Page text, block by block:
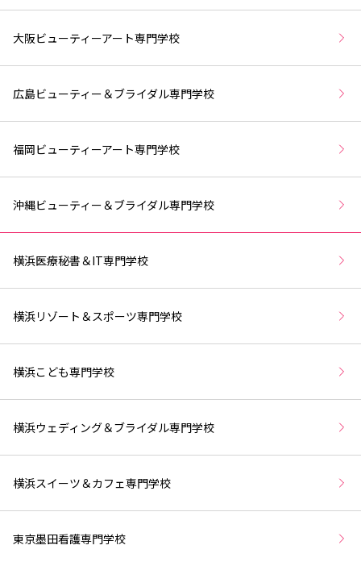
大阪ビューティーアート専門学校
広島ビューティー＆ブライダル専門学校
福岡ビューティーアート専門学校
沖縄ビューティー＆ブライダル専門学校
横浜医療秘書＆IT専門学校
横浜リゾート＆スポーツ専門学校
横浜こども専門学校
横浜ウェディング＆ブライダル専門学校
横浜スイーツ＆カフェ専門学校
東京墨田看護専門学校